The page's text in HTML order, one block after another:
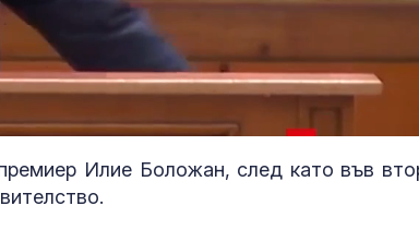
Илие Боложан, след като във